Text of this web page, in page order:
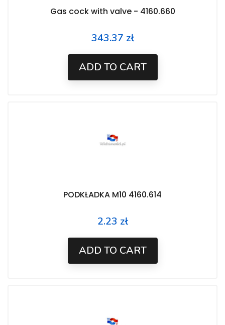
Gas cock with valve - 4160.660
Price
343.37 zł
ADD TO CART
PODKŁADKA M10 4160.614
Price
2.23 zł
ADD TO CART